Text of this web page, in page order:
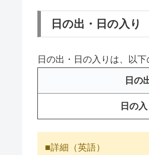
日の出・日の入り
日の出・日の入りは、以下
日の
日の入
■詳細（英語）